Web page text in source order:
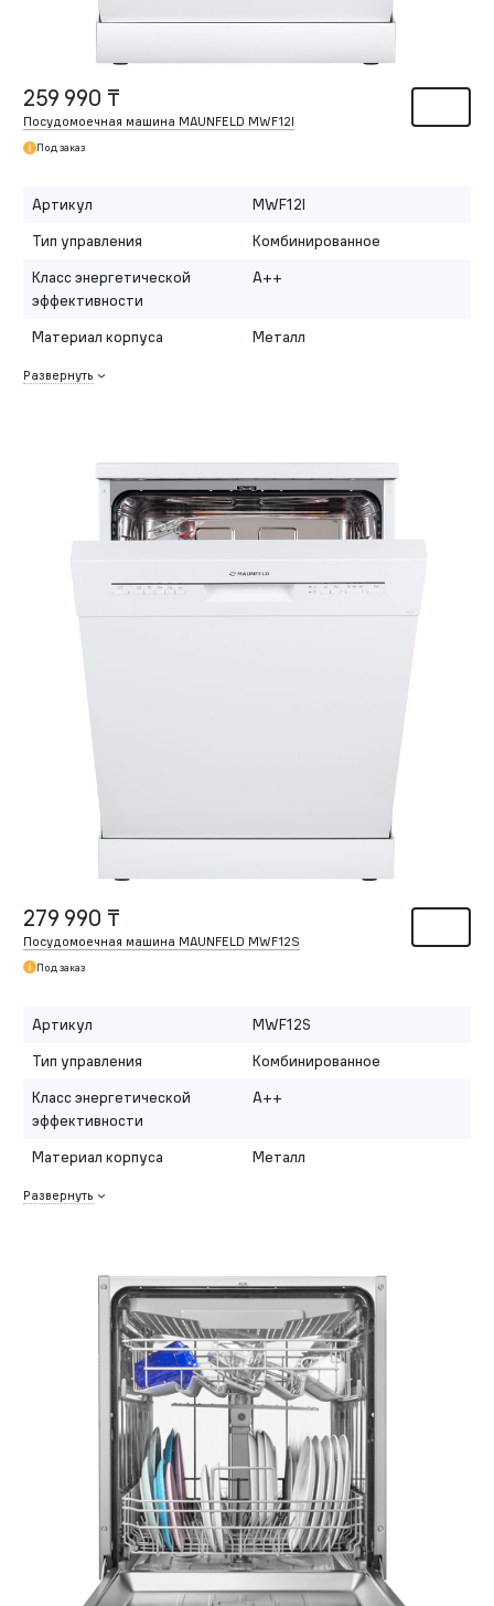
259 990 ₸
Посудомоечная машина MAUNFELD MWF12I
Под заказ
Артикул
MWF12I
Тип управления
Комбинированное
Класс энергетической
эффективности
A++
Материал корпуса Металл
Развернуть
279 990 ₸
Посудомоечная машина MAUNFELD MWF12S
Под заказ
Артикул
MWF12S
Тип управления
Комбинированное
Класс энергетической
эффективности
A++
Материал корпуса Металл
Развернуть